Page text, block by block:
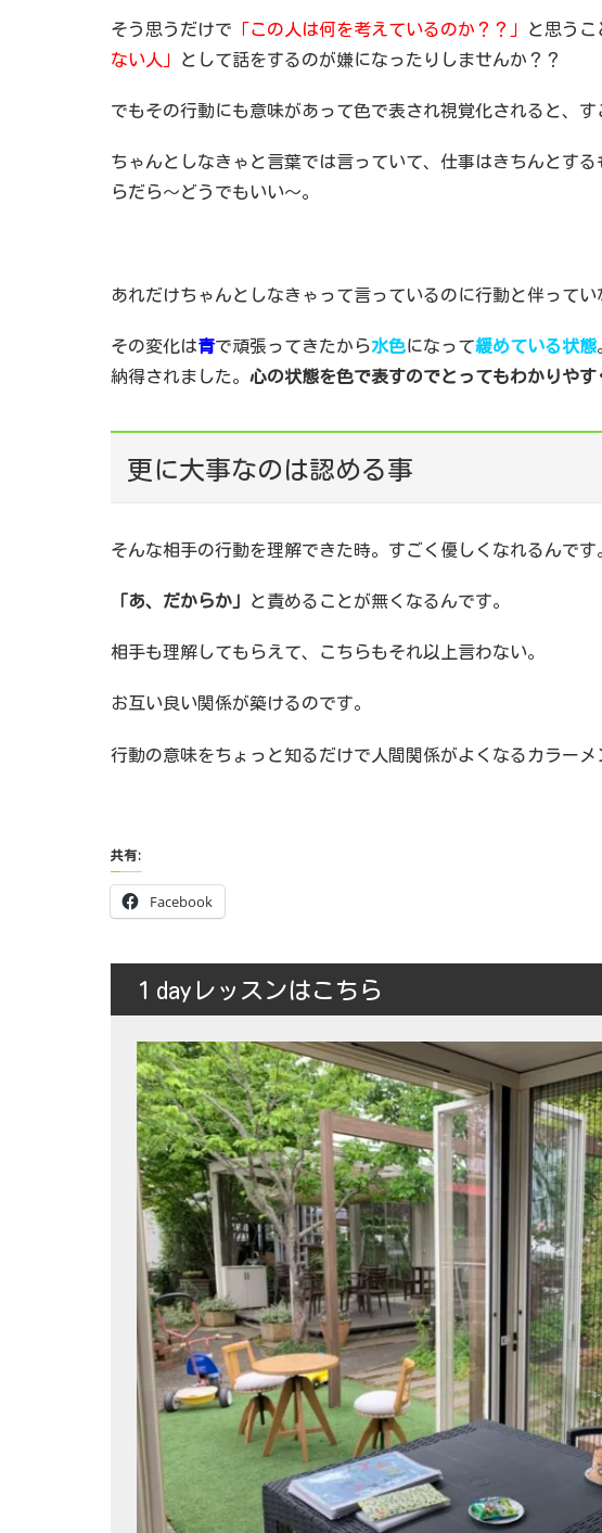
そう思うだけで 「この人は何を考えているのか？？」 と思うこ
ない人」
として話をするのが嫌になったりしませんか？？
でもその行動にも意味があって色で表され視覚化されると、す
ちゃんとしなきゃと言葉では言っていて、仕事はきちんとす
らだら～どうでもいい～。
あれだけちゃんとしなきゃって言っているのに行動と伴ってい
その変化は青で頑張ってきたから水色になって緩めている状態
納得されました。 心の状態を色で表すのでとってもわかりやす
更に大事なのは認める事
そんな相手の行動を理解できた時。すごく優しくなれるんです
「あ、だからか」 と責めることが無くなるんです。
相手も理解してもらえて、こちらもそれ以上言わない。
お互い良い関係が築けるのです。
行動の意味をちょっと知るだけで人間関係がよくなるカラー
共有:
Facebook
１dayレッスンはこちら